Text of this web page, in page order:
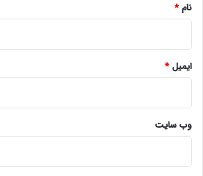
نام*
ایمیل*
وب‌ سایت